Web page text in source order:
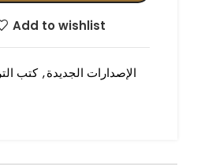
Add to wishlist
الإصدارات الجديدة, كتب